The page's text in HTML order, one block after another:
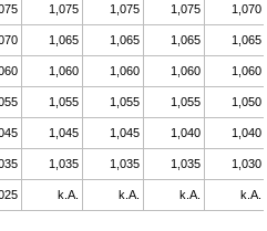
1,075 1,075 1,075 1,070
1,065 1,065 1,065 1,065
1,060 1,060 1,060 1,060
1,055 1,055 1,055 1,050
1,045 1,045 1,040 1,040
1,035 1,035 1,035 1,030
k.A. k.A. k.A. k.A.